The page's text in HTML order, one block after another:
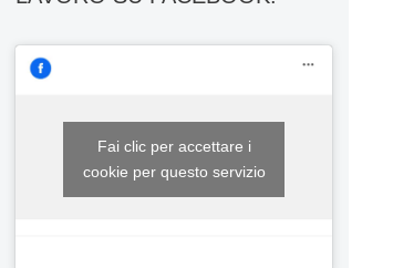
Fai clic per accettare i
cookie per questo servizio